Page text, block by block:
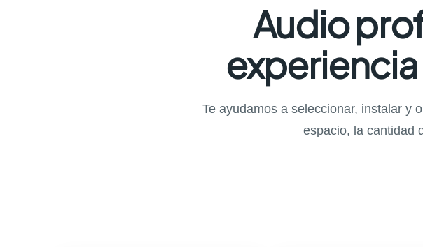
Audio
Te ayudamos a seleccionar, instalar y
espacio, la cantidad